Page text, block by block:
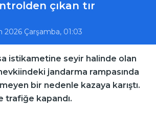
çıkan tır
2026 Çarşamba, 01:03
istikametine seyir halinde olan
jandarma rampasında
bir nedenle kazaya karıştı.
trafiğe kapandı.